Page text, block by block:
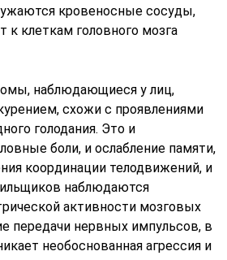
кровеносные сосуды,
к клеткам головного мозга
наблюдающиеся у лиц,
схожи с проявлениями
голодания. Это и
боли, и ослабление памяти,
координации телодвижений, и
наблюдаются
активности мозговых
передачи нервных импульсов, в
необоснованная агрессия и